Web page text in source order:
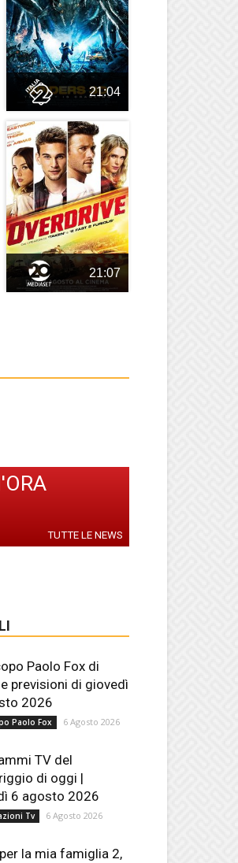
21:04
21:07
TUTTE LE NEWS
Paolo Fox di
previsioni di giovedì
2026
Paolo Fox 6 Agosto 2026
TV del
di oggi |
6 agosto 2026
Tv 6 Agosto 2026
la mia famiglia 2,